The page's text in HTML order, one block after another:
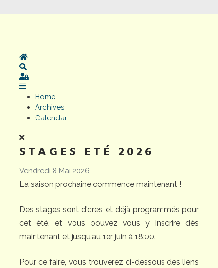
Home
Sign In
Home
Archives
Calendar
STAGES ETÉ 2026
Vendredi 8 Mai 2026
La saison prochaine commence maintenant !!
Des stages sont d'ores et déjà programmés pour
cet été, et vous pouvez vous y inscrire dès
maintenant et jusqu'au 1er juin à 18:00.
Pour ce faire, vous trouverez ci-dessous des liens